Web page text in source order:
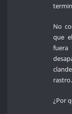
No
que
rastro.
¿Por